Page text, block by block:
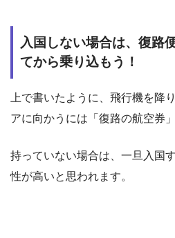
入国しない場合は、復路
てから乗り込もう！
上で書いたように、飛行機を降
アに向かうには「復路の航空券
持っていない場合は、一旦入国
性が高いと思われます。